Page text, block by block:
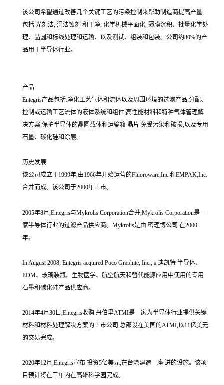
该公司希望通过改善几个关键工艺的污染控制来帮助制造商提高产量,
包括 光刻法, 湿法蚀刻 和干净, 化学机械平面化, 薄膜沉积、批量化学处
理、晶圆和标线处理和运输、以及测试、组装和包装。公司约80%的产
品用于半导体行业。
产品
Entegris产品包括:净化工艺气体和流体以及周围环境的过滤产品;分配、
控制或运输工艺流体的液体系统和组件;高性能材料和特种气体管理解
决方案;保护半导体的晶圆载体和运输箱 晶片 免受污染和破损;以及专用
石墨、碳化硅和涂层。
历史发展
该公司成立于1999年,由1966年开始运营的Fluoroware,Inc.和EMPAK,Inc.
合并而成。该公司于2000年上市。
2005年8月,Entegris与Mykrolis Corporation合并,Mykrolis Corporation是一
家半导体行业的过滤产品供应商。Mykrolis是由 密理博公司 在2000
年。
In August 2008, Entegris acquired Poco Graphite, Inc., a 迪凯特 半导体、
EDM、玻璃装瓶、生物医学、航空航天和替代能源应用中使用的专用
石墨和碳化硅产品供应商。
2014年4月30日,Entegris收购 丹伯里ATMI是一家为半导体行业提供关键
材料和材料处理解决方案的上市公司,总部设在美国的ATMI,以11亿美元
的交易完成。
2020年12月,Entegris宣布 投资5亿美元,在台湾建造一座 进的设施。该项
目预计将在三年内在高雄科学园完成。